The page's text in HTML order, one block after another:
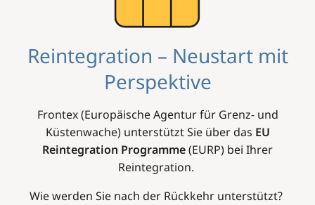
Reintegration – Neustart mit
Perspektive
Frontex (Europäische Agentur für Grenz- und
Küstenwache) unterstützt Sie über das EU
Reintegration Programme(EURP) bei Ihrer
Reintegration.
Wie werden Sie nach der Rückkehr unterstützt?